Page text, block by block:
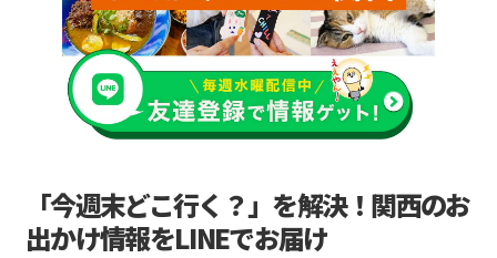
「今週末どこ行く？」を解決！関西のお
出かけ情報をLINEでお届け